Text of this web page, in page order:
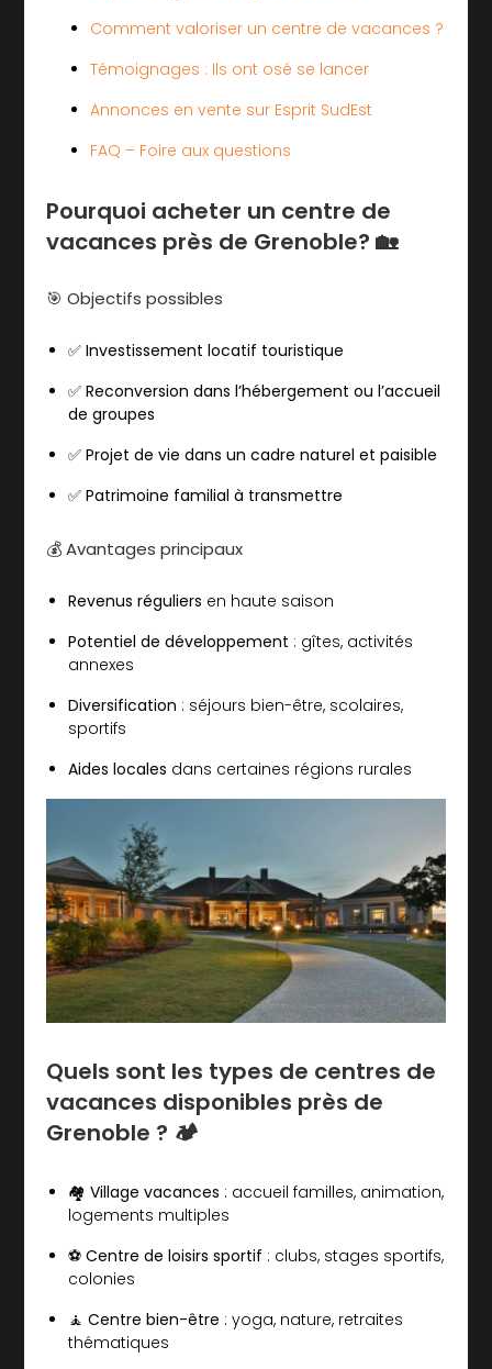
Comment valoriser un centre de vacances ?
Témoignages : Ils ont osé se lancer
Annonces en vente sur Esprit SudEst
FAQ – Foire aux questions
Pourquoi acheter un centre de
vacances près de Grenoble? 🏡
🎯 Objectifs possibles
✅Investissement locatif touristique
✅Reconversion dans l’hébergement ou l’accueil
de groupes
✅Projet de vie dans un cadre naturel et paisible
✅Patrimoine familial à transmettre
💰 Avantages principaux
Revenus réguliers en haute saison
Potentiel de développement : gîtes, activités
annexes
Diversification : séjours bien-être, scolaires,
sportifs
Aides locales dans certaines régions rurales
Quels sont les types de centres de
vacances disponibles près de
Grenoble ? 🏕️
🏘️ Village vacances : accueil familles, animation,
logements multiples
⚽ Centre de loisirs sportif : clubs, stages sportifs,
colonies
🧘 Centre bien-être : yoga, nature, retraites
thématiques